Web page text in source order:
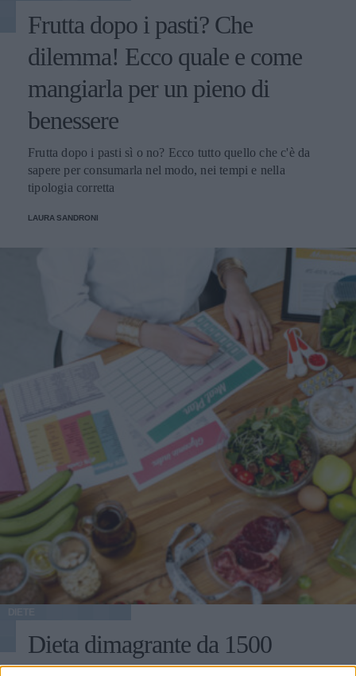
Frutta dopo i pasti? Che
dilemma! Ecco quale e come
mangiarla per un pieno di
benessere
Frutta dopo i pasti sì o no? Ecco tutto quello che c'è da
sapere per consumarla nel modo, nei tempi e nella
tipologia corretta
LAURA SANDRONI
Dieta dimagrante da 1500